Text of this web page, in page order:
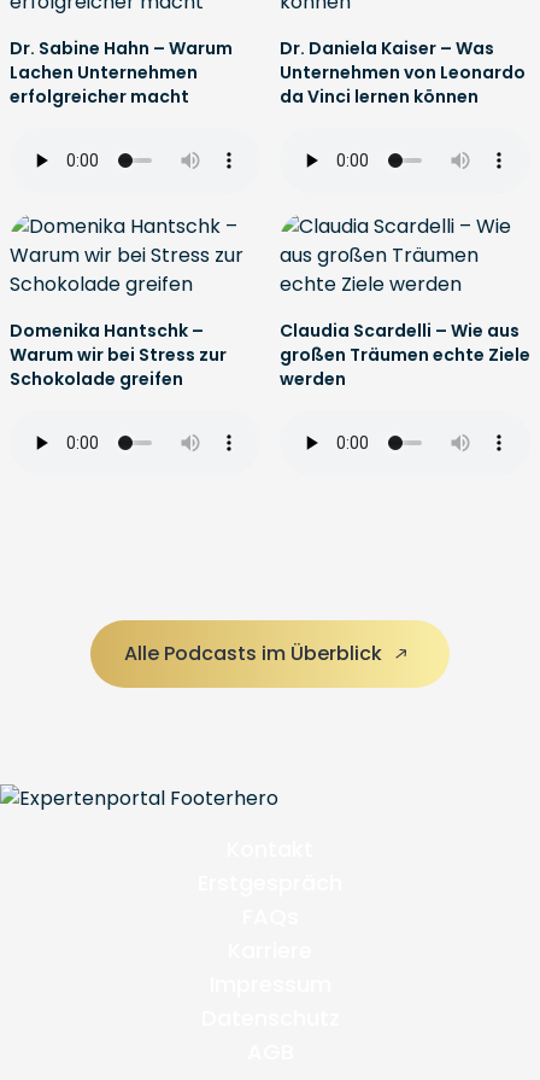
Dr. Sabine Hahn – Warum
Lachen Unternehmen
erfolgreicher macht
Dr. Daniela Kaiser – Was
Unternehmen von Leonardo
da Vinci lernen können
Domenika Hantschk –
Warum wir bei Stress zur
Schokolade greifen
Claudia Scardelli – Wie aus
großen Träumen echte Ziele
werden
Alle Podcasts im Überblick